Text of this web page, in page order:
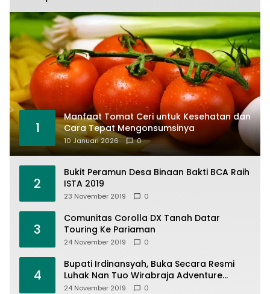
1
Manfaat Tomat Ceri untuk Kesehatan dan
Cara Tepat Mengonsumsinya
10 Januari 2026 0
2
Bukit Peramun Desa Binaan Bakti BCA Raih
ISTA 2019
23 November 2019 0
3
Comunitas Corolla DX Tanah Datar
Touring Ke Pariaman
24 November 2019 0
4
Bupati Irdinansyah, Buka Secara Resmi
Luhak Nan Tuo Wirabraja Adventure
Offroad 2019
24 November 2019 0